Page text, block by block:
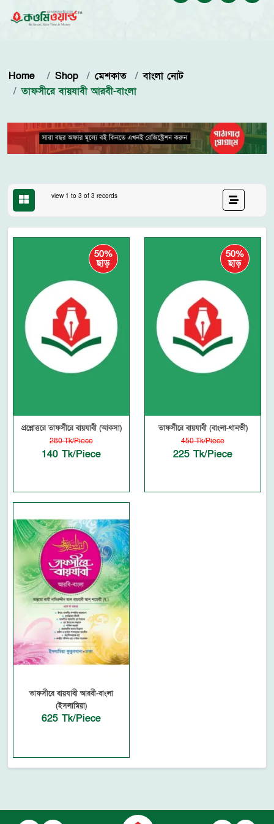
Home Shop মেশকাত
বাংলা নোট
তাফসীরে বায়যাবী আরবী-বাংলা
view 1 to 3 of 3 records
50%
ছাড়
প্রশ্নোত্তরে তাফসীরে বায়যাবী (আকসা)
280 Tk/Piece
140 Tk/Piece
50%
ছাড়
তাফসীরে বায়যাবী (বাংলা-থানভী)
450 Tk/Piece
225 Tk/Piece
তাফসীরে বায়যাবী আরবী-বাংলা
(ইসলামিয়া)
625 Tk/Piece